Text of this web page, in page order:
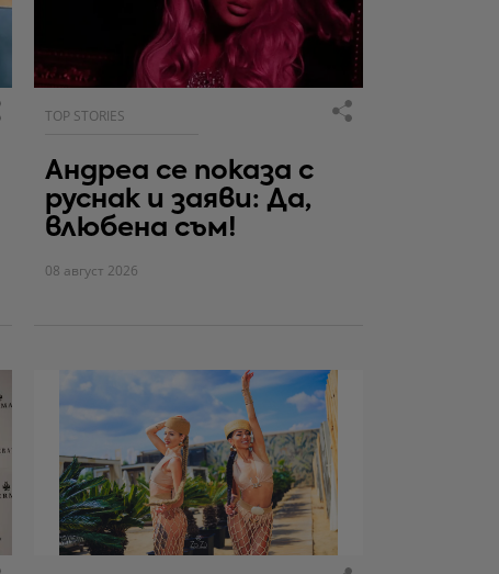
TOP STORIES
Андреа се показа с
руснак и заяви: Да,
влюбена съм!
08 август 2026